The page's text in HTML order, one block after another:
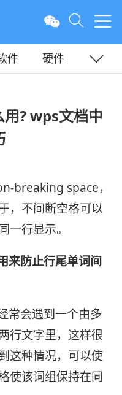
件
硬件
? wps文档中
breaking space，
，不间断空格可以
一行显示。
来防止行尾单词间
常会遇到一个由多
行文字里，这样很
这种情况，可以使
使该词组保持在同